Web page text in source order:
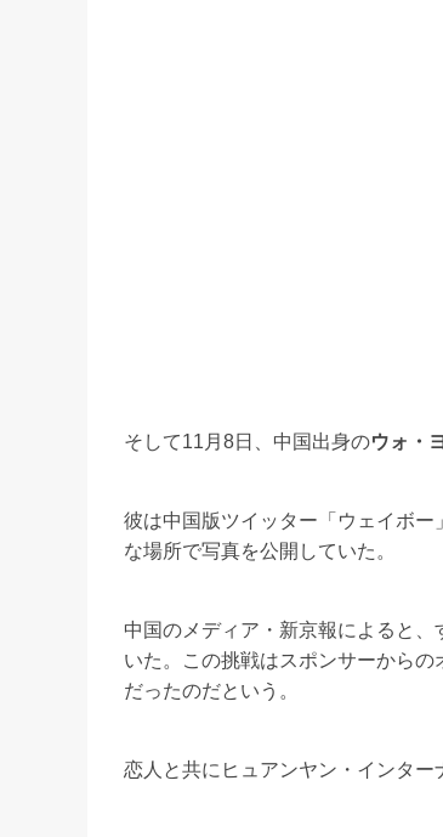
そして11月8日、中国出身のウォ・
彼は中国版ツイッター「ウェイボ
な場所で写真を公開していた。
中国のメディア・新京報によると
いた。この挑戦はスポンサーから
だったのだという。
恋人と共にヒュアンヤン・インター